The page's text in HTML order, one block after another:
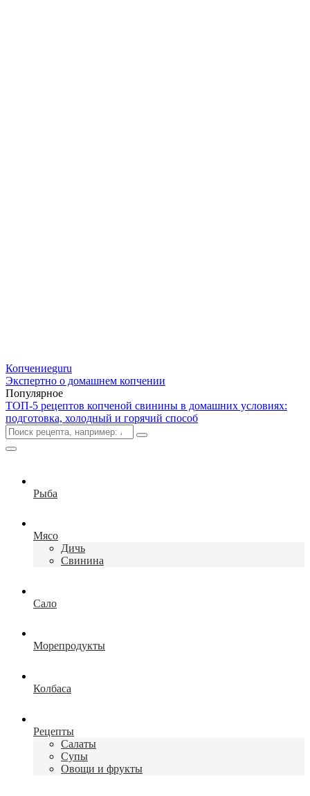
Копчениеguru
Экспертно о домашнем копчении
Популярное
ТОП-5 рецептов копченой свинины в домашних условиях:
подготовка, холодный и горячий способ
Рыба
Мясо
Дичь
Свинина
Сало
Морепродукты
Колбаса
Рецепты
Салаты
Супы
Овощи и фрукты